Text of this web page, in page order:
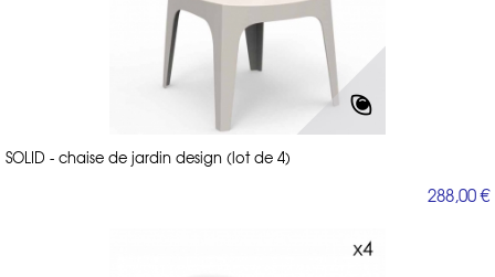
SOLID - chaise de jardin design (lot de 4)
288,00 €